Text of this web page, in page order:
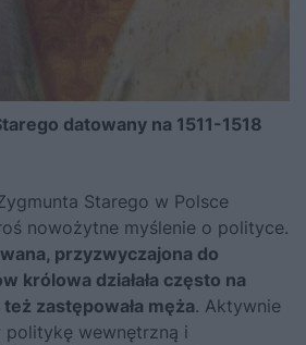
datowany na 1511-1518
Starego w Polsce
nowożytne myślenie o polityce.
przyzwyczajona do
królowa działała często na
zastępowała męża. Aktywnie
politykę wewnętrzną i